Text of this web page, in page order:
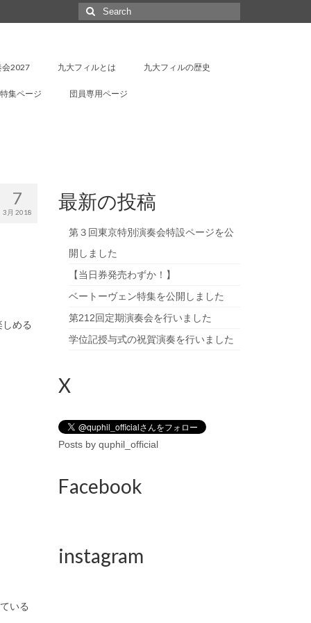
Search
for:
会2027 九大フィルとは 九大フィルの歴史
集ページ 団員専用ページ
7
3月 2018
める
いる
最新の投稿
第３回東京特別演奏会特設ページを公
開しました
【当日券発売わずか！】
ベートーヴェン特集を公開しました
第212回定期演奏会を行いました
学位記授与式の祝賀演奏を行いました
X
Posts by quphil_official
Facebook
instagram